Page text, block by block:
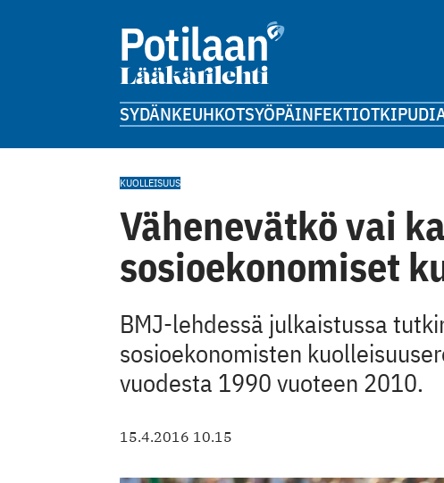
SYDÄNKEUHKOTSYÖPÄINFEKTIOTKIPU
KUOLLEISUUS
Vähenevätkö vai
sosioekonomiset
BMJ-lehdessä julkaistussa
sosioekonomisten
vuodesta 1990 vuoteen 2010.
15.4.2016 10.15